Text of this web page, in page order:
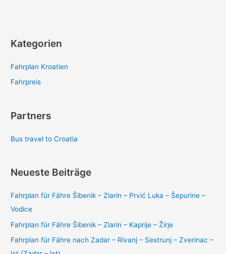
Kategorien
Fahrplan Kroatien
Fahrpreis
Partners
Bus travel to Croatia
Neueste Beiträge
Fahrplan für Fähre Šibenik – Zlarin – Prvić Luka – Šepurine –
Vodice
Fahrplan für Fähre Šibenik – Zlarin – Kaprije – Žirje
Fahrplan für Fähre nach Zadar – Rivanj – Sestrunj – Zverinac –